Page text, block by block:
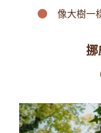
像大樹一
挪